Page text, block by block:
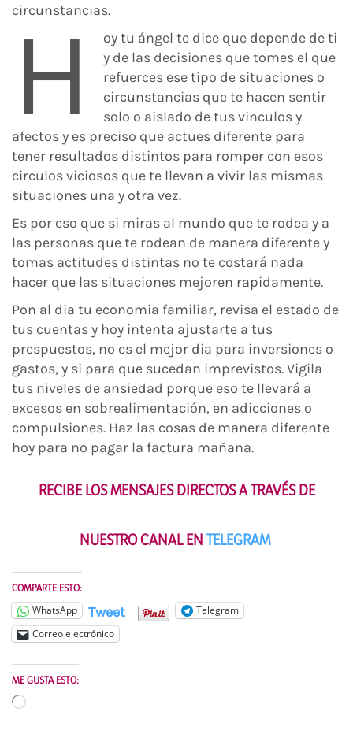
circunstancias.
H
oy tu ángel te dice que depende de ti
y de las decisiones que tomes el que
refuerces ese tipo de situaciones o
circunstancias que te hacen sentir
solo o aislado de tus vinculos y
afectos y es preciso que actues diferente para
tener resultados distintos para romper con esos
circulos viciosos que te llevan a vivir las mismas
situaciones una y otra vez.
Es por eso que si miras al mundo que te rodea y a
las personas que te rodean de manera diferente y
tomas actitudes distintas no te costará nada
hacer que las situaciones mejoren rapidamente.
Pon al dia tu economia familiar, revisa el estado de
tus cuentas y hoy intenta ajustarte a tus
prespuestos, no es el mejor dia para inversiones o
gastos, y si para que sucedan imprevistos. Vigila
tus niveles de ansiedad porque eso te llevará a
excesos en sobrealimentación, en adicciones o
compulsiones. Haz las cosas de manera diferente
hoy para no pagar la factura mañana.
RECIBE LOS MENSAJES DIRECTOS A TRAVÉS DE
NUESTRO CANAL EN TELEGRAM
COMPARTE ESTO:
WhatsApp Tweet
Telegram
Correo electrónico
ME GUSTA ESTO:
Cargando...